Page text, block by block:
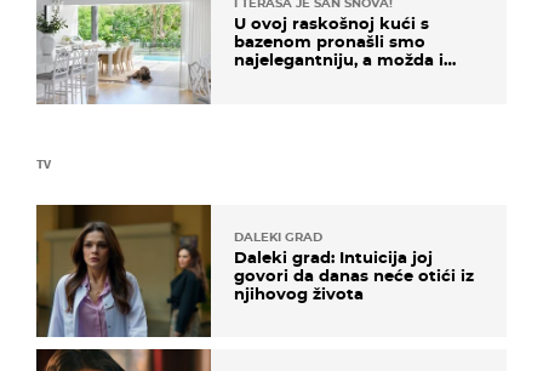
TV
DALEKI GRAD
Daleki grad: Intuicija joj
govori da danas neće otići iz
njihovog života
I TERASA JE SAN SNOVA!
U ovoj raskošnoj kući s
bazenom pronašli smo
najelegantniju, a možda i